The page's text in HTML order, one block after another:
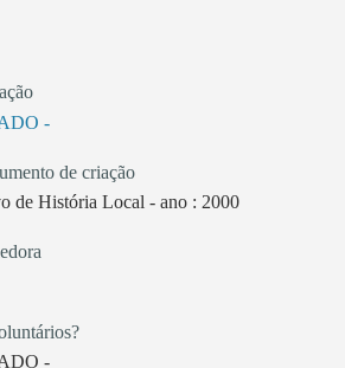
-
de criação
de História Local - ano : 2000
-